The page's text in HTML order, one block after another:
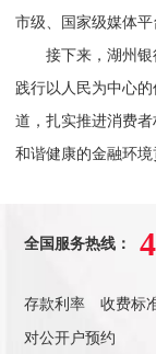
市级、国家级媒体平
接下来，湖州银
践行以人民为中心
道，扎实推进消费
和谐健康的金融环境
全国服务热线：
存款利率 收费标
对公开户预约